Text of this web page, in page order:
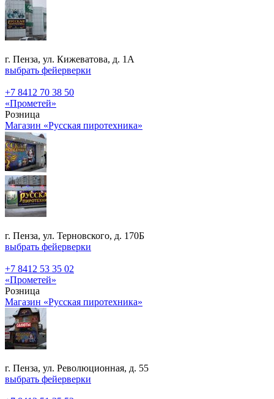
г. Пенза, ул. Кижеватова, д. 1А
выбрать фейерверки
+7 8412 70 38 50
«Прометей»
Розница
Магазин «Русская пиротехника»
г. Пенза, ул. Терновского, д. 170Б
выбрать фейерверки
+7 8412 53 35 02
«Прометей»
Розница
Магазин «Русская пиротехника»
г. Пенза, ул. Революционная, д. 55
выбрать фейерверки